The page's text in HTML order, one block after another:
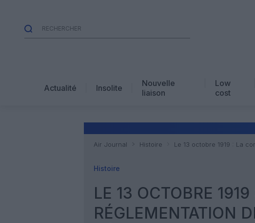
Actualité Insolite
Nouvelle
liaison
Low
cost
Air Journal Histoire Le 13 octobre 1919 : La
Histoire
LE 13 OCTOBRE
RÉGLEMENTATION